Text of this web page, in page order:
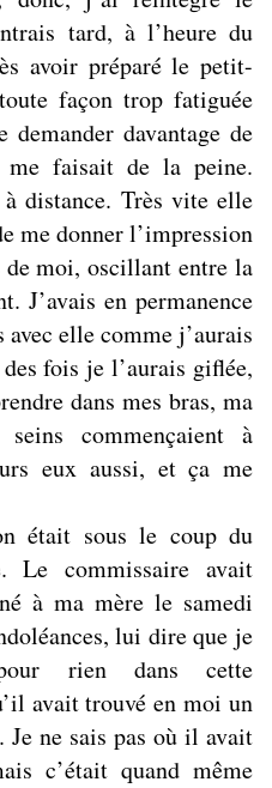
tard, à l’heure du
avoir préparé le petit-
façon trop fatiguée
davantage de
me faisait de la peine.
distance. Très vite elle
me donner l’impression
de moi, oscillant entre la
J’avais en permanence
avec elle comme j’aurais
fois je l’aurais giflée,
dans mes bras, ma
commençaient à
eux aussi, et ça me
était sous le coup du
Le commissaire avait
à ma mère le samedi
lui dire que je
rien dans cette
avait trouvé en moi un
Je ne sais pas où il avait
c’était quand même